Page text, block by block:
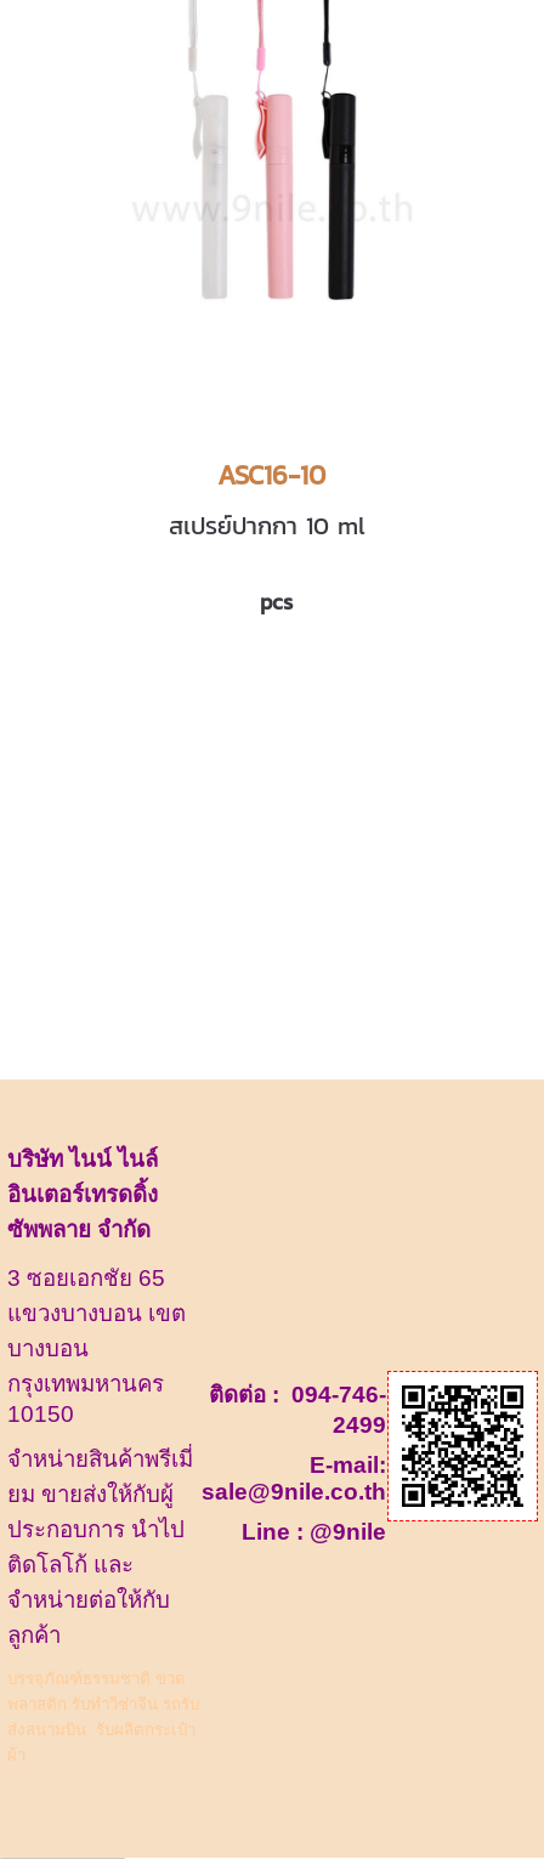
ASC16-10
สเปรย์ปากกา 10 ml
pcs
บริษัท ไนน์ ไนล์
อินเตอร์เทรดดิ้ง
ซัพพลาย จำกัด
3 ซอยเอกชัย 65
แขวงบางบอน เขต
บางบอน
กรุงเทพมหานคร
10150
จำหน่ายสินค้าพรีเมี่
ยม ขายส่งให้กับผู้
ประกอบการ นำไป
ติดโลโก้ และ
จำหน่ายต่อให้กับ
ลูกค้า
บรรจุภัณฑ์ธรรมชาติ ขวด
พลาสติก รับทำวีซ่าจีน รถรับ
ส่งสนามบิน รับผลิตกระเป๋า
ผ้า
ติดต่อ : 094-746-
2499
E-mail:
sale@9nile.co.th
Line : @9nile